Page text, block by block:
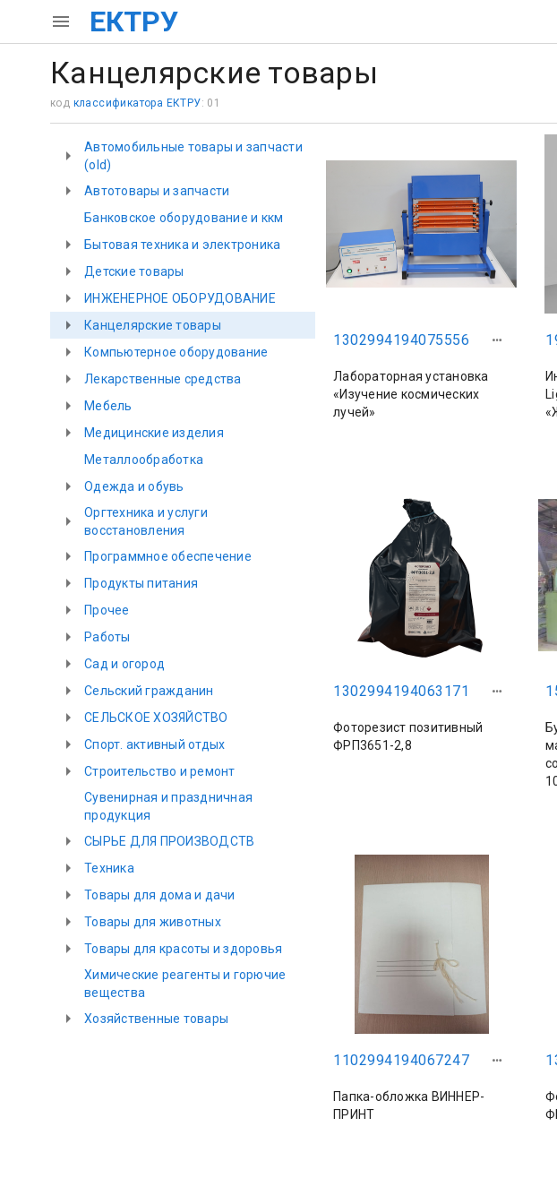
ЕКТРУ
Канцелярские товары
код классификатора ЕКТРУ: 01
Автомобильные товары и запчасти
(old)
Автотовары и запчасти
Банковское оборудование и ккм
Бытовая техника и электроника
Детские товары
ИНЖЕНЕРНОЕ ОБОРУДОВАНИЕ
Канцелярские товары
Компьютерное оборудование
Лекарственные средства
Мебель
Медицинские изделия
Металлообработка
Одежда и обувь
Оргтехника и услуги
восстановления
Программное обеспечение
Продукты питания
Прочее
Работы
Сад и огород
Сельский гражданин
СЕЛЬСКОЕ ХОЗЯЙСТВО
Спорт. активный отдых
Строительство и ремонт
Сувенирная и праздничная
продукция
СЫРЬЕ ДЛЯ ПРОИЗВОДСТВ
Техника
Товары для дома и дачи
Товары для животных
Товары для красоты и здоровья
Химические реагенты и горючие
вещества
Хозяйственные товары
1302994194075556
Лабораторная установка
«Изучение космических
лучей»
1302994194063171
Фоторезист позитивный
ФРП3651-2,8
1102994194067247
Папка-обложка ВИННЕР-
ПРИНТ